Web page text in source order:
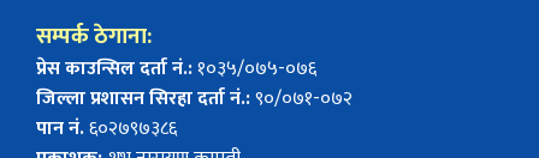
सम्पर्क ठेगाना:
प्रेस काउन्सिल दर्ता नं.:१०३५/०७५-०७६
जिल्ला प्रशासन सिरहा दर्ता नं.:९०/०७१-०७२
पान नं.६०२७९७३८६